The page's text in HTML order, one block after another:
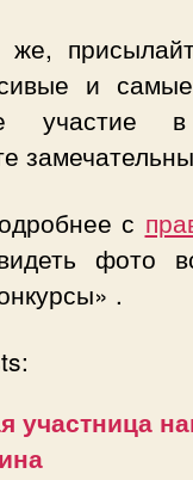
же,
и
участие
с
фото
.
участница